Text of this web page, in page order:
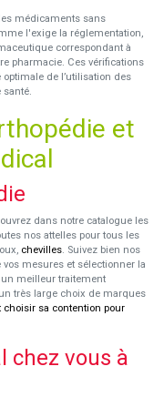
médicaments sans
l'exige la réglementation,
correspondant à
pharmacie. Ces vérifications
de l’utilisation des
santé.
et
dans notre catalogue les
nos attelles pour tous les
chevilles. Suivez bien nos
mesures et sélectionner la
meilleur traitement
très large choix de marques
choisir sa contention pour
chez vous à